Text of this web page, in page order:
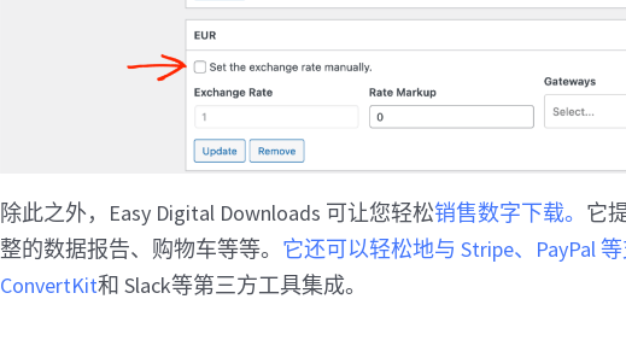
除此之外，Easy Digital Downloads 可让您轻松销售数字下载。 它
整的数据报告、购物车等等。 它还可以轻松地与 Stripe、PayPal
ConvertKit和 Slack等第三方工具集成。